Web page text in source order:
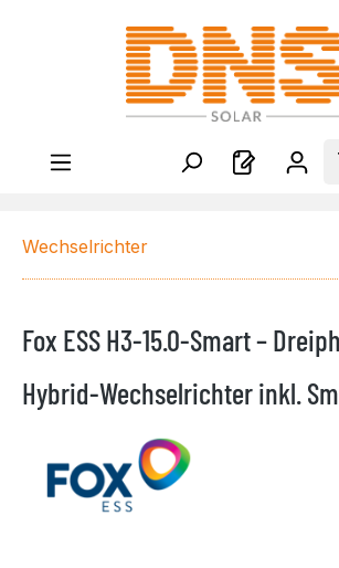
Zum Hauptinhalt springen
Wechselrichter
Fox ESS H3-15.0-Smart –
Hybrid-Wechselrichter inkl.